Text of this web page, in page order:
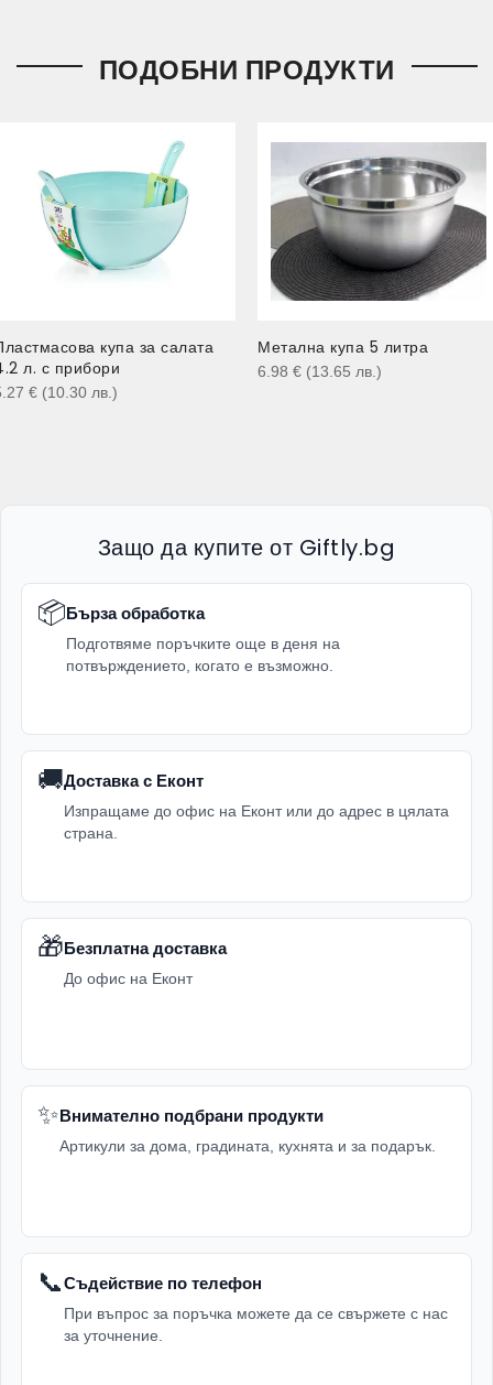
ПОДОБНИ ПРОДУКТИ
купа за салата
л. с прибори
€ (10.30 лв. )
Метална купа 5 литра
6.98 € (13.65 лв. )
Защо да купите от Giftly.bg
📦Бърза обработка
Подготвяме поръчките още в деня на
потвърждението, когато е възможно.
🚚Доставка с Еконт
Изпращаме до офис на Еконт или до адрес в цялата
страна.
🎁Безплатна доставка
До офис на Еконт
✨Внимателно подбрани продукти
Артикули за дома, градината, кухнята и за подарък.
📞Съдействие по телефон
При въпрос за поръчка можете да се свържете с нас
за уточнение.